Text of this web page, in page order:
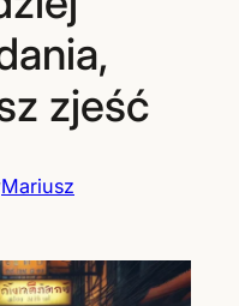
zjeść
Mariusz